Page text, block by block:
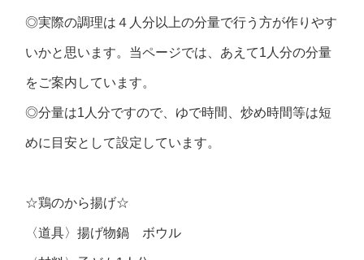
◎実際の調理は４人分以上の分量で行う方が作りやす
いかと思います。当ページでは、あえて1人分の分量
をご案内しています。
◎分量は1人分ですので、ゆで時間、炒め時間等は短
めに目安として設定しています。
☆鶏のから揚げ☆
〈道具〉揚げ物鍋 ボウル